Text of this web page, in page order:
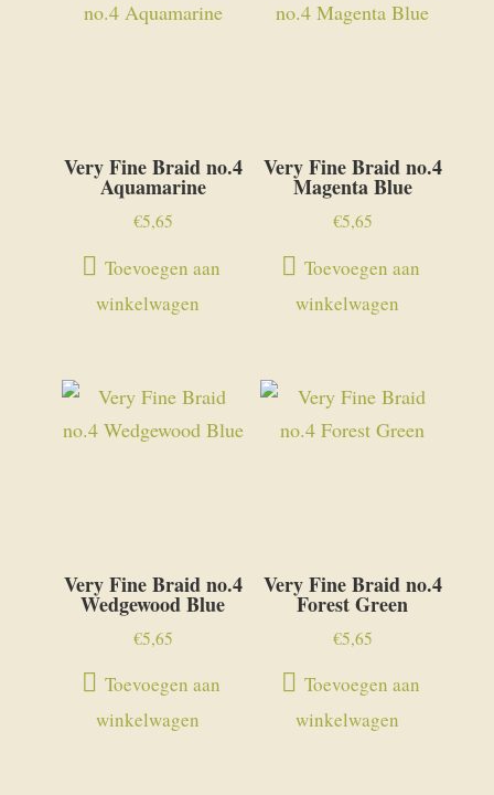
Very Fine Braid no.4
Aquamarine
€5,65
Toevoegen aan
winkelwagen
Very Fine Braid no.4
Magenta Blue
€5,65
Toevoegen aan
winkelwagen
Very Fine Braid no.4
Wedgewood Blue
€5,65
Toevoegen aan
winkelwagen
Very Fine Braid no.4
Forest Green
€5,65
Toevoegen aan
winkelwagen